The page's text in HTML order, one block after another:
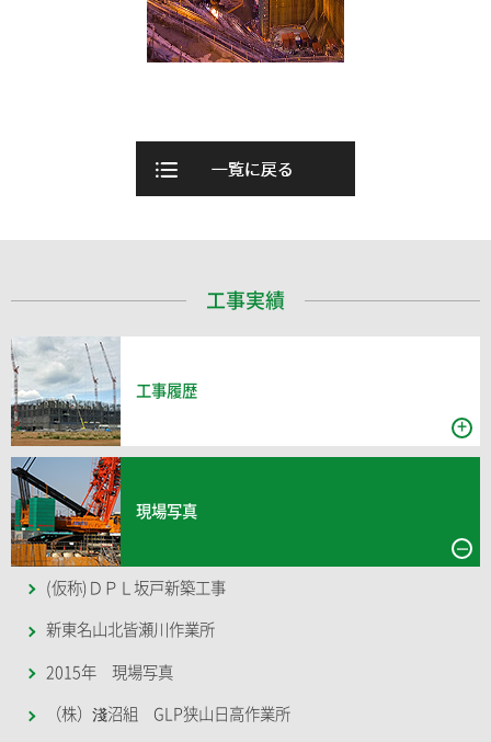
工事実績
工事履歴
現場写真
(仮称)ＤＰＬ坂戸新築工事
新東名山北皆瀬川作業所
2015年 現場写真
（株）淺沼組 GLP狭山日高作業所